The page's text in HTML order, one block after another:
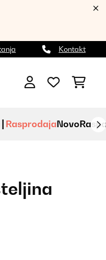
Kontakt
RasprodajaNovo